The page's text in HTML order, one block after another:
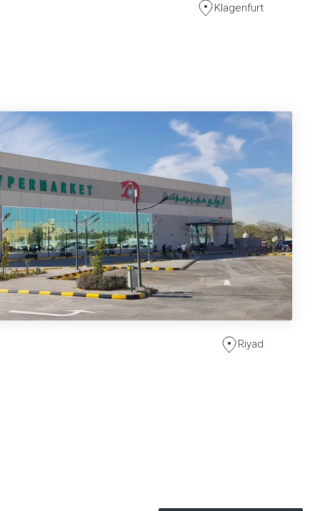
Klagenfurt
Riyad